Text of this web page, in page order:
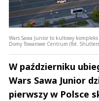
Wars Sawa Junior to kultowy
Domy Towarowe Centrum (fot.
W październiku
Wars Sawa Junior
pierwszy w Polsce